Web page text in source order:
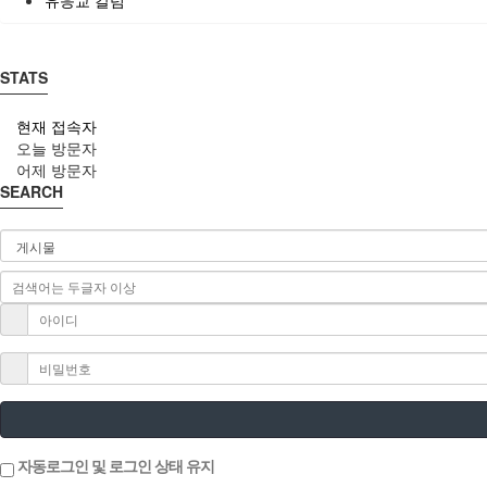
STATS
현재 접속자
오늘 방문자
어제 방문자
SEARCH
자동로그인 및 로그인 상태 유지